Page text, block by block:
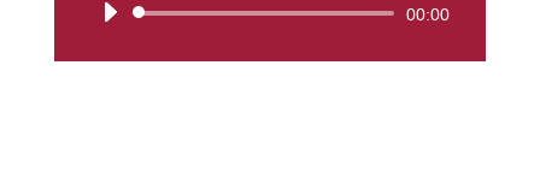
Reproductor
00:00